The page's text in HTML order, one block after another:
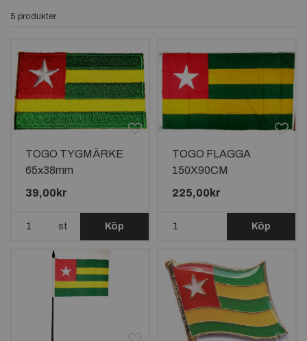
5 produkter
TOGO TYGMÄRKE
65x38mm
39,00kr
st Köp
TOGO FLAGGA
150X90CM
225,00kr
Köp